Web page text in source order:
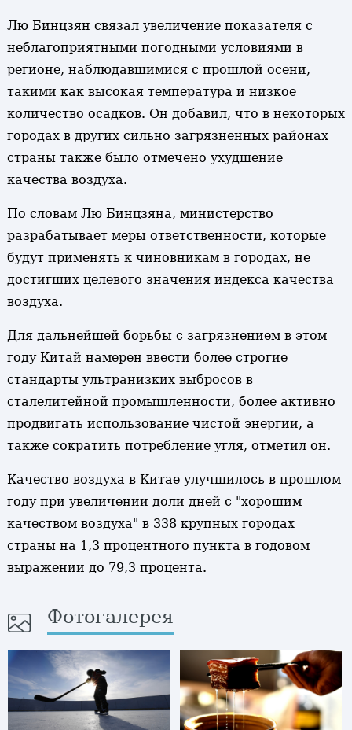
Лю Бинцзян связал увеличение показателя с
неблагоприятными погодными условиями в
регионе, наблюдавшимися с прошлой осени,
такими как высокая температура и низкое
количество осадков. Он добавил, что в некоторых
городах в других сильно загрязненных районах
страны также было отмечено ухудшение
качества воздуха.
По словам Лю Бинцзяна, министерство
разрабатывает меры ответственности, которые
будут применять к чиновникам в городах, не
достигших целевого значения индекса качества
воздуха.
Для дальнейшей борьбы с загрязнением в этом
году Китай намерен ввести более строгие
стандарты ультранизких выбросов в
сталелитейной промышленности, более активно
продвигать использование чистой энергии, а
также сократить потребление угля, отметил он.
Качество воздуха в Китае улучшилось в прошлом
году при увеличении доли дней с "хорошим
качеством воздуха" в 338 крупных городах
страны на 1,3 процентного пункта в годовом
выражении до 79,3 процента.
Фотогалерея